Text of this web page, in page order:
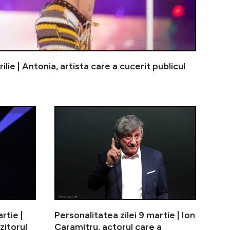
| Antonia, artista care a cucerit publicul
vocea care a marcat generații de muzică
Personalitatea zilei 22 martie | Tora Vasilescu,
|
Personalitatea zilei 9 martie | Ion
Caramitru, actorul care a